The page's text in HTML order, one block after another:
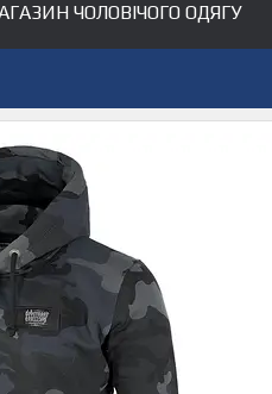
ЧОЛОВІЧОГО ОДЯГУ